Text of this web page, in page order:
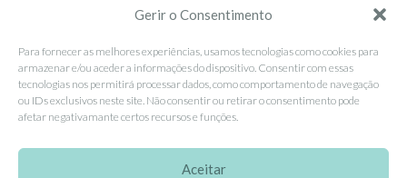
Gerir o Consentimento
Para fornecer as melhores experiências, usamos tecnologias como cookies para
armazenar e/ou aceder a informações do dispositivo. Consentir com essas
tecnologias nos permitirá processar dados, como comportamento de navegação
ou IDs exclusivos neste site. Não consentir ou retirar o consentimento pode
afetar negativamante certos recursos e funções.
Aceitar
CONDIÇÕES GERAIS
Politica de Privacidade
Termos e Condições